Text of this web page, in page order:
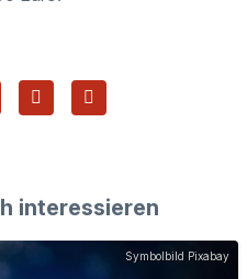
interessieren
Symbolbild Pixabay